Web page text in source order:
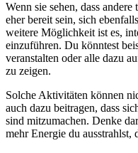
Wenn sie sehen, dass
eher bereit sein, sich
weitere Möglichkeit ist es,
einzuführen. Du könntest
veranstalten oder alle dazu
zu zeigen.
Solche Aktivitäten können
auch dazu beitragen, dass
sind mitzumachen. Denke
mehr Energie du ausstrahlst,